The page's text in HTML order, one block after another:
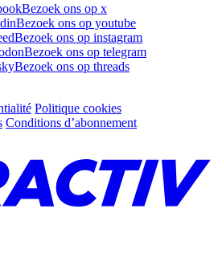
Bezoek ons op x
Bezoek ons op youtube
Bezoek ons op instagram
Bezoek ons op telegram
Bezoek ons op threads
Politique cookies
Conditions d’abonnement